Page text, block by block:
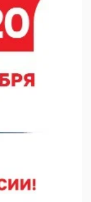
доблесть русского